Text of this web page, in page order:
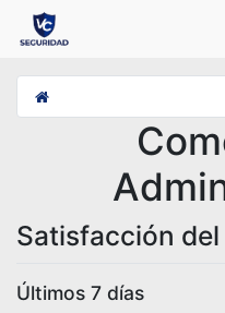
Satisfacción
Últimos 7 días